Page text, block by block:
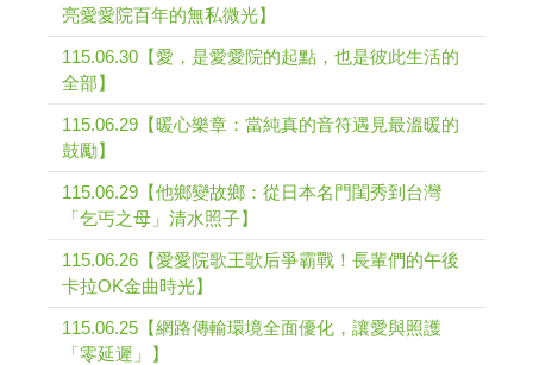
亮愛愛院百年的無私微光】
115.06.30【愛，是愛愛院的起點，也是彼此生活的
全部】
115.06.29【暖心樂章：當純真的音符遇見最溫暖的
鼓勵】
115.06.29【他鄉變故鄉：從日本名門閨秀到台灣
「乞丐之母」清水照子】
115.06.26【愛愛院歌王歌后爭霸戰！長輩們的午後
卡拉OK金曲時光】
115.06.25【網路傳輸環境全面優化，讓愛與照護
「零延遲」】